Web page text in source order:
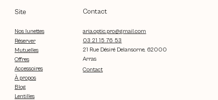
Site
Nos lunettes
Réserver
Mutuelles
Offres
Accessoires
À propos
Blog
Lentilles
Contact
Contact
aria.optic.pro@gmail.com
03 21 15 76 53
21 Rue Désiré Delansorne, 62000
Arras